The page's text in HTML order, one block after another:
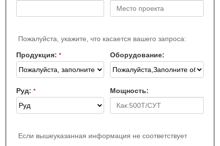
Пожалуйста, укажите, что касается вашего запроса:
Продукция:* Оборудование:
Руд:* Мощность:
Если вышеуказанная информация не соответствует